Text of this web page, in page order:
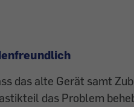
das alte Gerät samt
das Problem